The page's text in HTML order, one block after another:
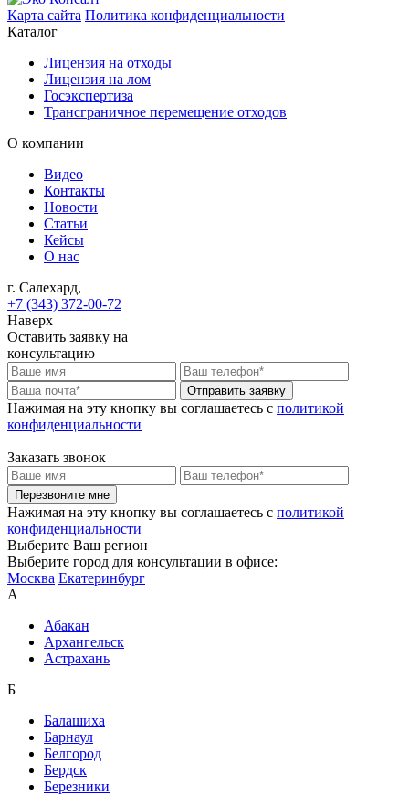
Карта сайта Политика конфиденциальности
Каталог
Лицензия на отходы
Лицензия на лом
Госэкспертиза
Трансграничное перемещение отходов
О компании
Видео
Контакты
Новости
Статьи
Кейсы
О нас
г. Салехард,
+7 (343) 372-00-72
Наверх
Оставить заявку на
консультацию
Отправить заявку
Нажимая на эту кнопку вы соглашаетесь c политикой
конфиденциальности
Заказать звонок
Перезвоните мне
Нажимая на эту кнопку вы соглашаетесь c политикой
конфиденциальности
Выберите Ваш регион
Выберите город для консультации в офисе:
Москва Екатеринбург
А
Абакан
Архангельск
Астрахань
Б
Балашиха
Барнаул
Белгород
Бердск
Березники